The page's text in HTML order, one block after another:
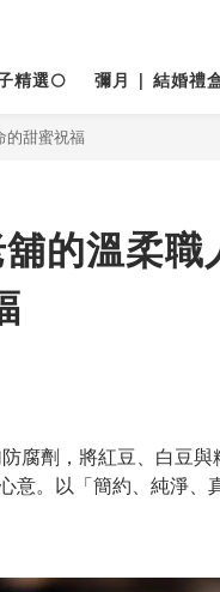
精選🌕 彌月 | 結婚禮
的甜蜜祝福
的溫柔職
腐劑，將紅豆、白豆與
。以「簡約、純淨、